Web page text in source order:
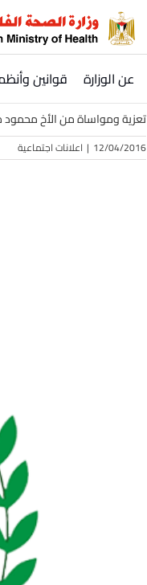
عن الوزارة قوانين
تعزية ومواساة من الأخ
12/04/2016
| اعلانات اجتماعية